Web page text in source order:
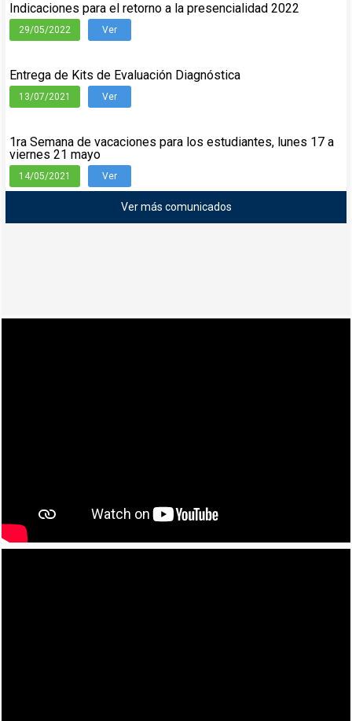
Indicaciones para el retorno a la presencialidad 2022
29/05/2022 Ver
Entrega de Kits de Evaluación Diagnóstica
13/07/2021 Ver
1ra Semana de vacaciones para los estudiantes, lunes 17 a
viernes 21 mayo
14/05/2021 Ver
Ver más comunicados